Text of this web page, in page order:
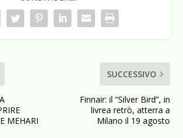
MEHARI
SUCCESSIVO
Finnair: il “Silver Bird”, in
livrea retrò, atterra a
Milano il 19 agosto